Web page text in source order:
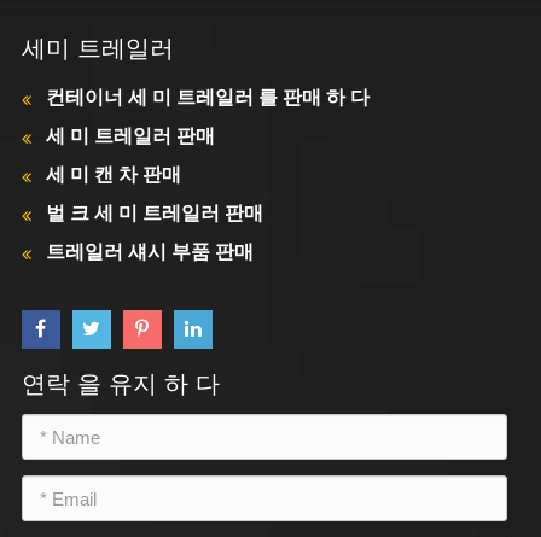
세미 트레일러
컨테이너 세 미 트레일러 를 판매 하 다
세 미 트레일러 판매
세 미 캔 차 판매
벌 크 세 미 트레일러 판매
트레일러 섀시 부품 판매
연락 을 유지 하 다